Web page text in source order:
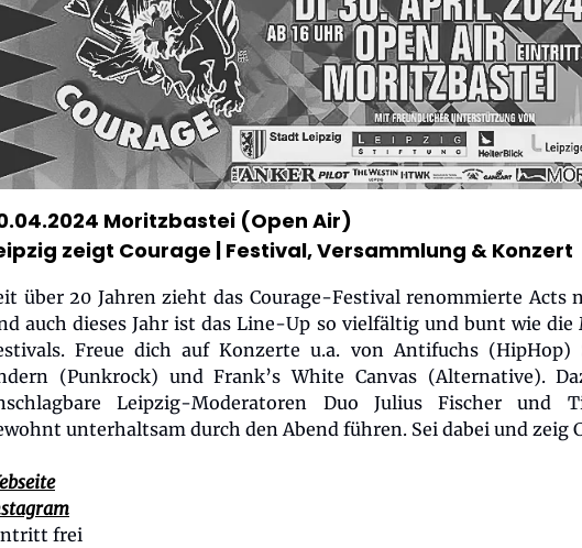
Moritzbastei (Open Air)
zeigt Courage | Festival, Versammlung & Konzert
über 20 Jahren zieht das Courage-Festival renommierte Acts
auch dieses Jahr ist das Line-Up so vielfältig und bunt wie die
Freue dich auf Konzerte u.a. von Antifuchs (HipHop)
(Punkrock) und Frank’s White Canvas (Alternative).
Leipzig-Moderatoren Duo Julius Fischer und
unterhaltsam durch den Abend führen. Sei dabei und zeig
frei